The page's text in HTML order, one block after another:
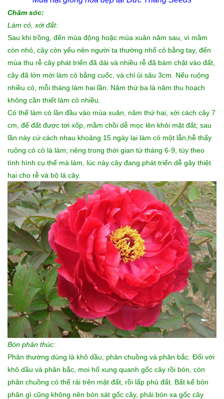
Chăm sóc:
Làm cỏ, xới đất:
Sau khi trồng, đến mùa động hoặc mùa xuân năm sau, vì mầm
còn nhỏ, cây còn yếu nên người ta thường nhổ cỏ bằng tay, đến
mùa thu rễ cây phát triển đã dài và nhiều rễ đã bám chặt vào đất,
cây đã lớn mới làm cỏ bằng cuốc, và chỉ ủi sâu 3cm. Nếu ruộng
nhiều cỏ, mỗi tháng làm hai lần. Năm thứ ba là năm thu hoạch
không cần thiết làm cỏ nhiều.
Có thể làm cỏ lần đầu vào mùa xuân, năm thứ hai, xới cách cây 7
cm, để đất được tơi xốp, mầm chồi dễ mọc lên khỏi mặt đất; sau
lần này cứ cách nhau khoảng 15 ngày lại làm cỏ một lẫn,hễ thấy
ruộng có cỏ là làm; riêng trong thời gian từ tháng 6-9, tùy theo
tình hình cụ thể mà làm, lúc này cây đang phát triển dễ gây thiệt
hại cho rễ và bộ lá cây.
Bón phân thúc:
Phân thường dùng là khô dầu, phân chuồng và phân bắc. Đối với
khô dầu và phân bắc, moi hố xung quanh gốc cây rồi bón, còn
phân chuồng có thể rải trên mặt đất, rồi lấp phủ đất. Bất kể bón
phân gì cũng không nên bón sát gốc cây, phải bón xa gốc cây